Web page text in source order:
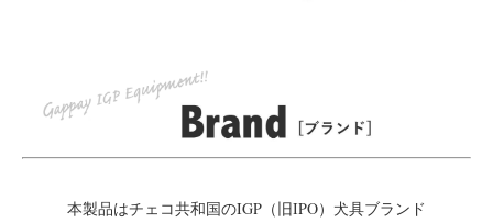
本製品はチェコ共和国のIGP（旧IPO）犬具ブランド